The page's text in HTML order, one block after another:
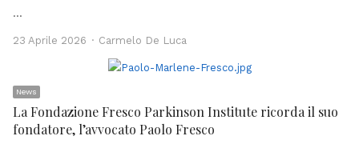
…
23 Aprile 2026 Author
Carmelo De Luca
News
La Fondazione Fresco Parkinson Institute ricorda il suo
fondatore, l’avvocato Paolo Fresco